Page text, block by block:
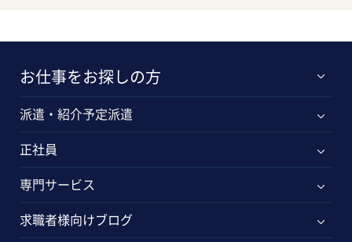
お仕事をお探しの方
派遣・紹介予定派遣
正社員
専門サービス
求職者様向けブログ